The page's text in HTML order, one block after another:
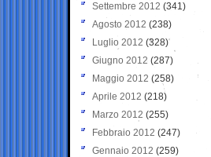
Settembre 2012 (341)
Agosto 2012 (238)
Luglio 2012 (328)
Giugno 2012 (287)
Maggio 2012 (258)
Aprile 2012 (218)
Marzo 2012 (255)
Febbraio 2012 (247)
Gennaio 2012 (259)